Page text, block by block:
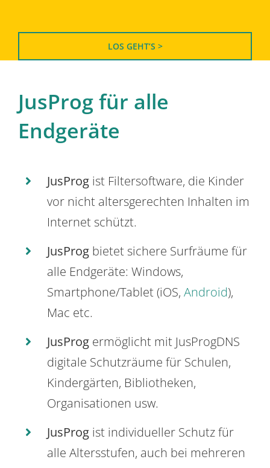
LOS GEHT’S >
JusProg für alle
Endgeräte
JusProg ist Filtersoftware, die Kinder
vor nicht altersgerechten Inhalten im
Internet schützt.
JusProg bietet sichere Surfräume für
alle Endgeräte: Windows,
Smartphone/Tablet (iOS, Android),
Mac etc.
JusProg ermöglicht mit JusProgDNS
digitale Schutzräume für Schulen,
Kindergärten, Bibliotheken,
Organisationen usw.
JusProg ist individueller Schutz für
alle Altersstufen, auch bei mehreren